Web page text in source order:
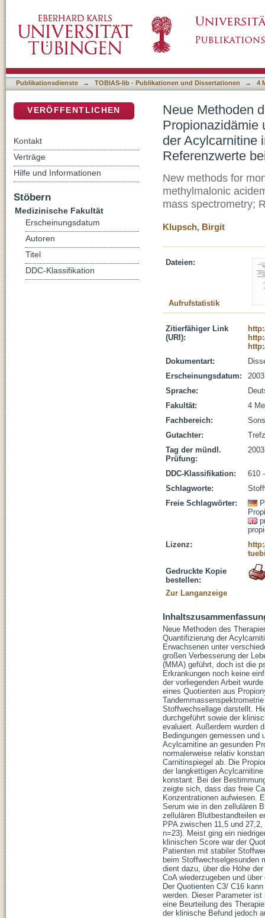
Methylmalonazidämie durch die
Tandemmassenspektrometrie;
Publikationsdienste → TOBIAS-lib - Publikationen und Dissertationen → 4
Neue Methoden
Propionazidämie
der Acylcarnitine
Referenzwerte
New methods for
methylmalonic
mass spectrometry;
Klupsch, Birgit
Dateien:
Aufrufstatistik
Zitierfähiger Link
(URI):
Dokumentart:
Erscheinungsdatum:
2003
Sprache:
Fakultät:
4
Fachbereich:
Gutachter:
Tag der mündl.
Prüfung:
DDC-Klassifikation:
610
Schlagworte:
Freie Schlagwörter:
Lizenz:
Gedruckte Kopie
bestellen:
Zur Langanzeige
Neue Methoden des
Quantifizierung der
Erwachsenen unter
großen Verbesserung der
(MMA) geführt, doch ist die
Erkrankungen noch keine
der vorliegenden Arbeit
eines Quotienten aus
Stoffwechsellage darstellt.
durchgeführt sowie der
evaluiert. Außerdem wurden
Bedingungen gemessen
Acylcarnitine an gesunden
normalerweise relativ
Carnitinspiegel ab. Die
der langkettigen
konstant. Bei der
zeigte sich, dass das freie
Konzentrationen aufwiesen.
Serum wie in den zellulären
zellulären Blutbestandteilen
PPA zwischen 11,5 und
n=23). Meist ging ein
klinischen Score war der
Patienten mit stabiler
beim Stoffwechselgesunden
dient dazu, über die Höhe
CoA wiederzugeben und
Der Quotienten C3/ C16
werden. Dieser Parameter
eine Beurteilung des
der klinische Befund jedoch
VERÖFFENTLICHEN
Kontakt
Verträge
Hilfe und Informationen
Stöbern
Medizinische Fakultät
Erscheinungsdatum
Autoren
Titel
DDC-Klassifikation